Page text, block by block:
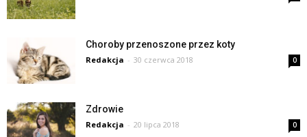
Choroby przenoszone przez koty
Redakcja - 30 czerwca 2018 0
Zdrowie
Redakcja - 20 lipca 2018 0